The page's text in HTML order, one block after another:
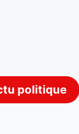
politique